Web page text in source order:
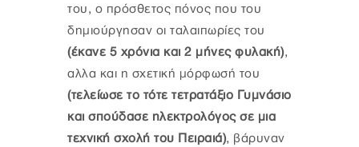
του, ο πρόσθετος πόνος που του
δημιούργησαν οι ταλαιπωρίες του
(έκανε 5 χρόνια και 2 μήνες φυλακή),
αλλα και η σχετική μόρφωσή του
(τελείωσε το τότε τετρατάξιο Γυμνάσιο
και σπούδασε ηλεκτρολόγος σε μια
τεχνική σχολή του Πειραιά), βάρυναν